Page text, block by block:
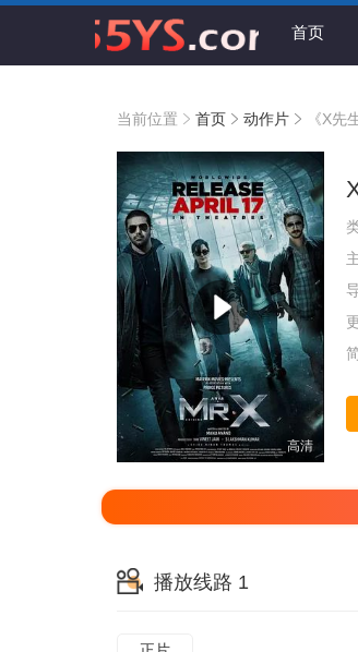
首页
当前位置 首页 动作片 《X先
高清
播放线路 1